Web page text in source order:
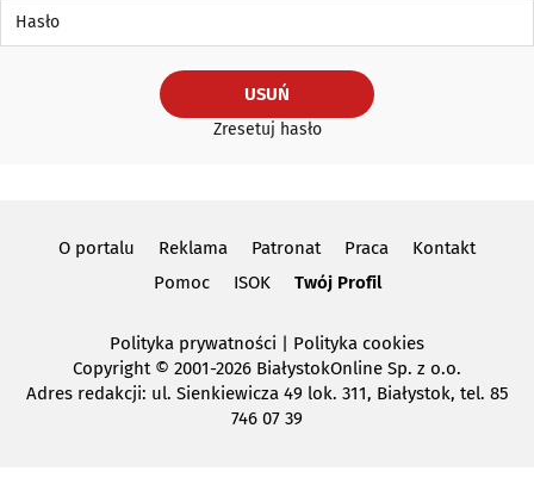
USUŃ
Zresetuj hasło
O portalu Reklama Patronat Praca
Kontakt
Pomoc
ISOK Twój Profil
Polityka prywatności | Polityka cookies
Copyright © 2001-2026 BiałystokOnline Sp. z o.o.
Adres redakcji: ul. Sienkiewicza 49 lok. 311, Białystok, tel. 85
746 07 39